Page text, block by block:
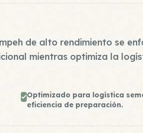
de alto rendimiento se
mientras optimiza la
Optimizado para logística
eficiencia de preparación.